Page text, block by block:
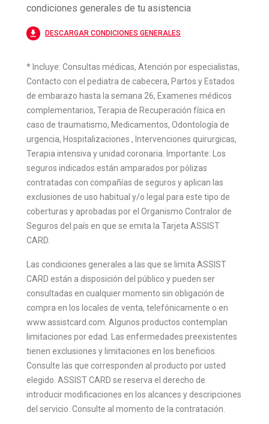
Repatriaciones (Sanitaria o funeraria)
Regreso de Acompañante del titular repatriado
Traslado de un familiar
Estancia de un familiar
Gastos de Hotel por reposo forzoso luego de una hospitalización
*Por día USD 120
Acompañamiento de menores o mayores
INCLUIDO
Diferencia de tarifa por viaje de regreso retrasado o anticipado
INCLUIDO
HASTA USD 5,000
HASTA USD 5,000
Asistencia en caso de robo o extravío de documentos, etc.
Localización de equipajes
INCLUIDO
INCLUIDO
SEGUROS
Indemnización por pérdida de equipaje
Complementario USD 40 por kg
Indemnización por demora en la entrega del equipaje
Más de 8 horas
condiciones generales de tu asistencia
DESCARGAR CONDICIONES GENERALES
* Incluye: Consultas médicas, Atención por especialistas,
Contacto con el pediatra de cabecera, Partos y Estados
de embarazo hasta la semana 26, Examenes médicos
complementarios, Terapia de Recuperación física en
caso de traumatismo, Medicamentos, Odontología de
urgencia, Hospitalizaciones , Intervenciones quirurgicas,
Terapia intensiva y unidad coronaria. Importante: Los
seguros indicados están amparados por pólizas
contratadas con compañías de seguros y aplican las
exclusiones de uso habitual y/o legal para este tipo de
coberturas y aprobadas por el Organismo Contralor de
Seguros del país en que se emita la Tarjeta ASSIST
CARD.
Las condiciones generales a las que se limita ASSIST
CARD están a disposición del público y pueden ser
consultadas en cualquier momento sin obligación de
compra en los locales de venta, telefónicamente o en
www.assistcard.com. Algunos productos contemplan
limitaciones por edad. Las enfermedades preexistentes
tienen exclusiones y limitaciones en los beneficios.
Consulte las que corresponden al producto por usted
elegido. ASSIST CARD se reserva el derecho de
introducir modificaciones en los alcances y descripciones
del servicio. Consulte al momento de la contratación.